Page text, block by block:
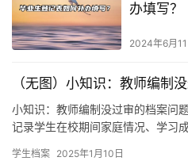
办填写？
2024年6月11
（无图）小知识：教师编制
小知识：教师编制没过审的档案
记录学生在校期间家庭情况、学习
学生档案 2025年1月10日